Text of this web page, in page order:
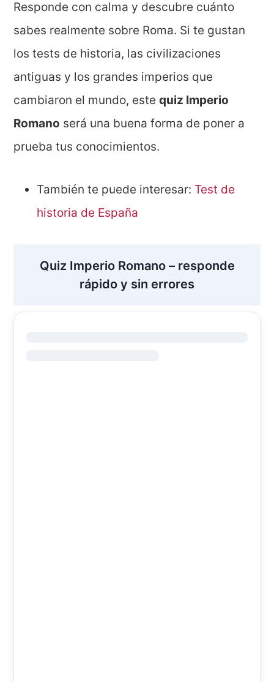
Responde con calma y descubre cuánto
sabes realmente sobre Roma. Si te gustan
los tests de historia, las civilizaciones
antiguas y los grandes imperios que
cambiaron el mundo, estequiz Imperio
Romano será una buena forma de poner a
prueba tus conocimientos.
También te puede interesar: Test de
historia de España
Quiz Imperio Romano – responde
rápido y sin errores